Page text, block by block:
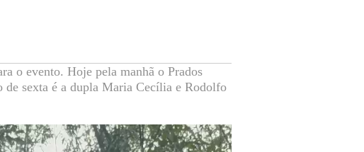
o evento. Hoje pela manhã o Prados
sexta é a dupla Maria Cecília e Rodolfo